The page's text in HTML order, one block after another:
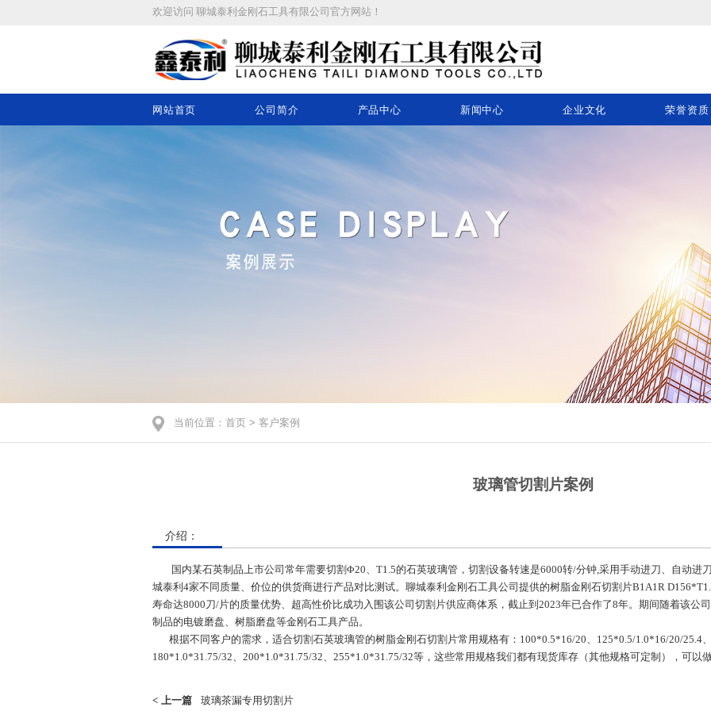
欢迎访问 聊城泰利金刚石工具有限公司 官方网站 ！
网站首页 公司简介 产品中心 新闻中心 企业文化 荣誉资质
当前位置：首页 >客户案例
玻璃管切割片案例
介绍：
国内某石英制品上市公司常年需要切割Φ20、T1.5的石英玻璃管，切割设备转速是6000转/分钟,采用手动进刀、自动进
城泰利4家不同质量、价位的供货商进行产品对比测试。聊城泰利金刚石工具公司提供的树脂金刚石切割片B1A1R
寿命达8000刀/片的质量优势、超高性价比成功入围该公司切割片供应商体系，截止到2023年已合作了8年。期间随着该公
制品的电镀磨盘、树脂磨盘等金刚石工具产品。
根据不同客户的需求，适合切割石英玻璃管的树脂金刚石切割片常用规格有：100*0.5*16/20、125*0.5/1.0*16/20/25.4
180*1.0*31.75/32、200*1.0*31.75/32、255*1.0*31.75/32等，这些常用规格我们都有现货库存（其他规格可定制），可以
< 上一篇 玻璃茶漏专用切割片